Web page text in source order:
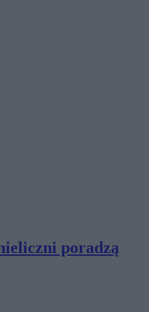
poradzą